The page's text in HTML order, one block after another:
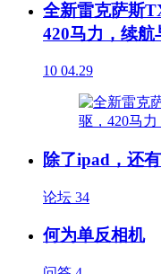
全新雷克萨斯
420马力，续
10 04.29
除了ipad，还
论坛 34
何为单反相机